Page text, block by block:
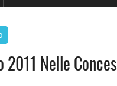
2011 Nelle